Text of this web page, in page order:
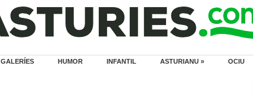
GALERÍES HUMOR INFANTIL ASTURIANU » OCIU